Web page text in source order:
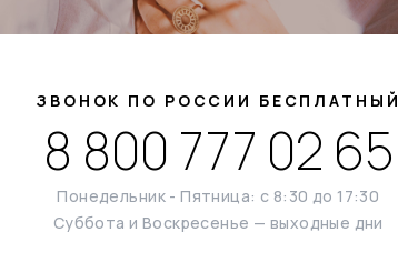
ЗВОНОК ПО РОССИИ БЕСПЛАТНЫЙ
8 800 777 02 65
Понедельник - Пятница: с 8:30 до 17:30
Суббота и Воскресенье — выходные дни